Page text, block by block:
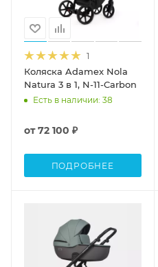
1
Коляска Adamex Nola
Natura 3 в 1, N-11-Carbon
Есть в наличии: 38
от72 100 ₽
ПОДРОБНЕЕ